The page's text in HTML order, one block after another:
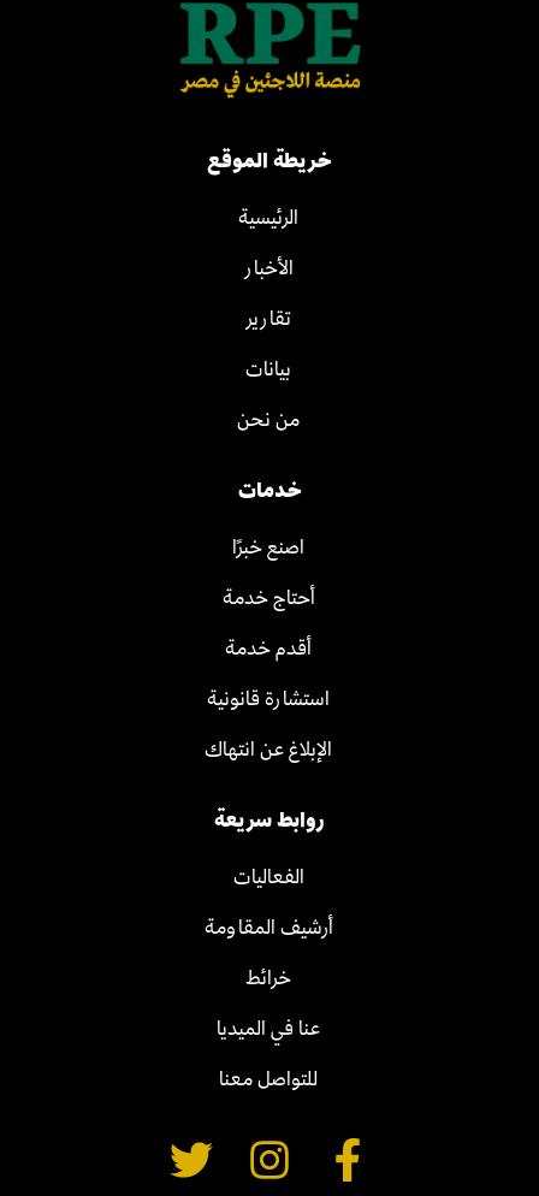
خريطة الموقع
الرئيسية
الأخبار
تقارير
بيانات
من نحن
خدمات
اصنع خبرًا
أحتاج خدمة
أقدم خدمة
استشارة قانونية
الإبلاغ عن انتهاك
روابط سريعة
الفعاليات
أرشيف المقاومة
خرائط
عنا في الميديا
للتواصل معنا